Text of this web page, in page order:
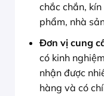
chắc chắn,
phẩm, nhà
Đơn vị cung
có kinh
nhận được
hàng và có